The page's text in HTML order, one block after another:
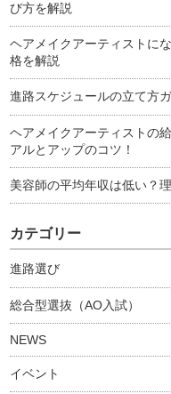
び方を解説
ヘアメイクアーティストに
格を解説
進路スケジュールの立て方
ヘアメイクアーティストの
アルとアップのコツ！
美容師の平均年収は低い？
カテゴリー
進路選び
総合型選抜（AO入試）
NEWS
イベント